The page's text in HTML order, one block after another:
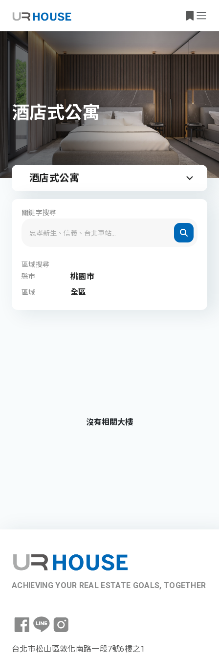
酒店式公寓
酒店式公寓
關鍵字搜尋
區域搜尋
縣市
桃園市
區域 全區
沒有相關大樓
ACHIEVING YOUR REAL ESTATE GOALS, TOGETHER
台北市松山區敦化南路一段7號6樓之1